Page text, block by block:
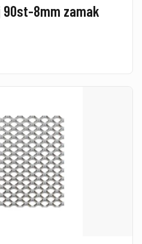
90st-8mm zamak